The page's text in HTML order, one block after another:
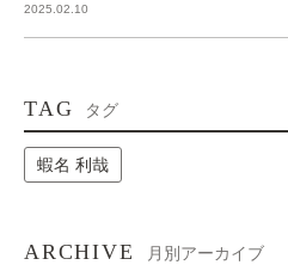
2025.02.10
TAG タグ
蝦名 利哉
ARCHIVE 月別アーカイブ